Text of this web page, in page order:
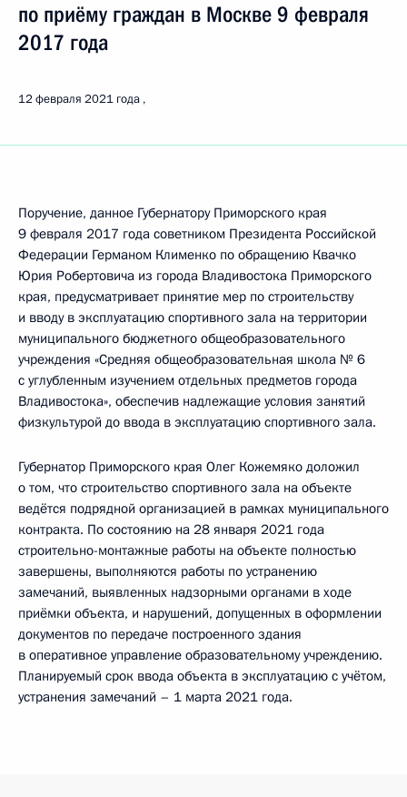
по приёму граждан в Москве 9 февраля
2017 года
12 февраля 2021 года
Поручение, данное Губернатору Приморского края
9 февраля 2017 года советником Президента Российской
Федерации Германом Клименко по обращению Квачко
Юрия Робертовича из города Владивостока Приморского
края, предусматривает принятие мер по строительству
и вводу в эксплуатацию спортивного зала на территории
муниципального бюджетного общеобразовательного
учреждения «Средняя общеобразовательная школа № 6
с углубленным изучением отдельных предметов города
Владивостока», обеспечив надлежащие условия занятий
физкультурой до ввода в эксплуатацию спортивного зала.
Губернатор Приморского края Олег Кожемяко доложил
о том, что строительство спортивного зала на объекте
ведётся подрядной организацией в рамках муниципального
контракта. По состоянию на 28 января 2021 года
строительно-монтажные работы на объекте полностью
завершены, выполняются работы по устранению
замечаний, выявленных надзорными органами в ходе
приёмки объекта, и нарушений, допущенных в оформлении
документов по передаче построенного здания
в оперативное управление образовательному учреждению.
Планируемый срок ввода объекта в эксплуатацию с учётом,
устранения замечаний – 1 марта 2021 года.